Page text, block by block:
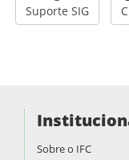
Suporte SIG
Sobre o IFC